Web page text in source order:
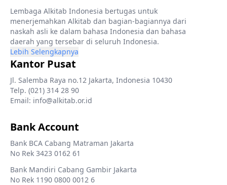
Lembaga Alkitab Indonesia bertugas untuk
menerjemahkan Alkitab dan bagian-bagiannya dari
naskah asli ke dalam bahasa Indonesia dan bahasa
daerah yang tersebar di seluruh Indonesia.
Lebih Selengkapnya
Kantor Pusat
Jl. Salemba Raya no.12 Jakarta, Indonesia 10430
Telp. (021) 314 28 90
Email: info@alkitab.or.id
Bank Account
Bank BCA Cabang Matraman Jakarta
No Rek 3423 0162 61
Bank Mandiri Cabang Gambir Jakarta
No Rek 1190 0800 0012 6